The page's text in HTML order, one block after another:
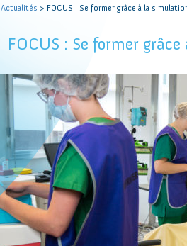
Actualités > FOCUS : Se former grâce à la
FOCUS : Se former